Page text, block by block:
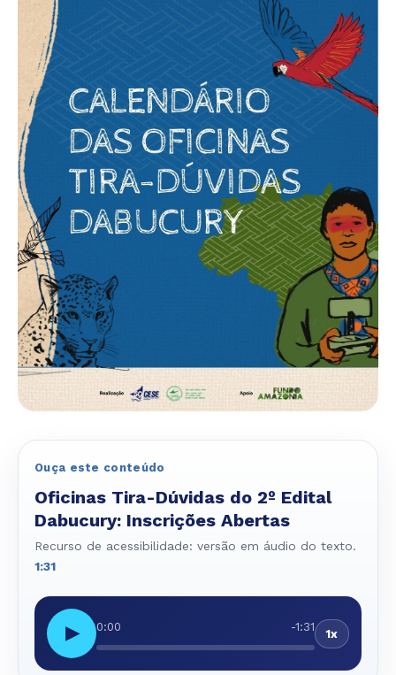
Ouça este conteúdo
Oficinas Tira-Dúvidas do 2º Edital
Dabucury: Inscrições Abertas
Recurso de acessibilidade: versão em áudio do texto.
1:31
▶ 0:00 -1:31 1x